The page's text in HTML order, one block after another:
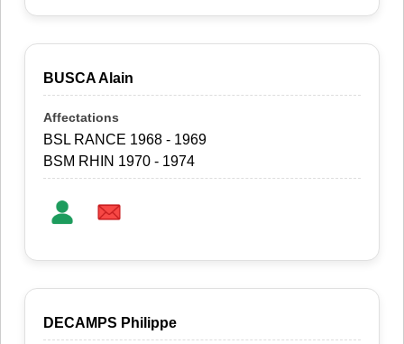
BUSCA Alain
BSL RANCE 1968 - 1969
BSM RHIN 1970 - 1974
DECAMPS Philippe